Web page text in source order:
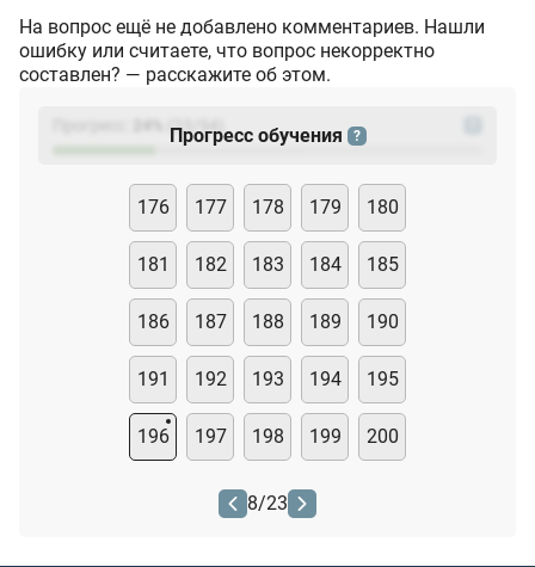
На вопрос ещё не добавлено комментариев. Нашли
ошибку или считаете, что вопрос некорректно
составлен? — расскажите об этом.
(23
Прогресс обучения ?
176 177 178 179 180
181 182 183 184 185
186 187 188 189 190
191 192 193 194 195
196 197 198 199 200
8/23